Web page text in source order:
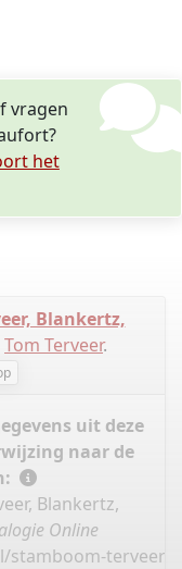
vragen
het
Blankertz,
Tom Terveer.
uit deze
naar de
Blankertz,
Online
terveer-